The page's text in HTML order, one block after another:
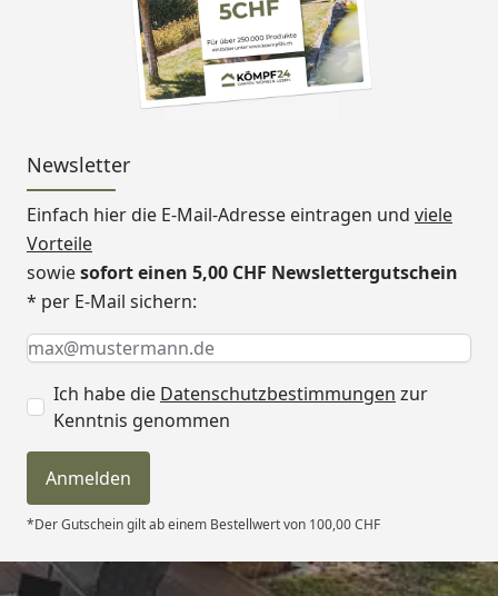
Ausführung
Naturbelassen, hellgrau,
graphitgrau
Der Innenraum bleibt bei
Dachschindelbedarf
4 Pakete (Gr. 1,5)
5 Pakete (Gr. 2,5)
Dachrinnenbedarf
Kunststoff Dachrinnenset
(optional erhältlich - siehe
Newsletter
Einfach hier die E-Mail-Adresse eintragen und viele
Vorteile
sowiesofort einen 5,00 CHF Newslettergutschein
* per E-Mail sichern:
Keine Eingabe erforderlich
Eingabe erforderlich
E-Mail *
Ich habe die Datenschutzbestimmungen zur
Kenntnis genommen
Anmelden
*Der Gutschein gilt ab einem Bestellwert von 100,00 CHF